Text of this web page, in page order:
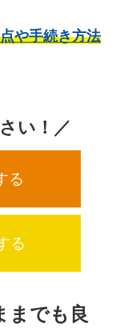
や手続き方法
い！／
る
る
までも良